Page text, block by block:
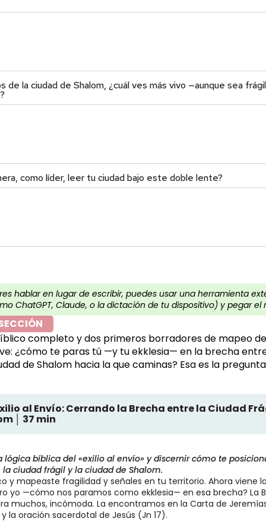
de la ciudad de Shalom, ¿cuál ves más vivo —aunque sea
como líder, leer tu ciudad bajo este doble lente?
hablar en lugar de escribir, puedes usar una herramienta
ChatGPT, Claude, o la dictación de tu dispositivo) y pegar el
completo y dos primeros borradores de mapeo
¿cómo te paras tú —y tu ekklesia— en la brecha
de Shalom hacia la que caminas? Esa es la
al Envío: Cerrando la Brecha entre la Ciudad
│ 37 min
lógica bíblica del «exilio al envío» y discernir cómo te
ciudad frágil y la ciudad de Shalom.
y mapeaste fragilidad y señales en tu territorio. Ahora viene
yo —cómo nos paramos como ekklesia— en esa brecha? La
muchos, incómoda. La encontramos en la Carta de
la oración sacerdotal de Jesús (Jn 17).